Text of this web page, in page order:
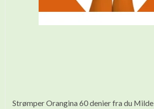
Strømper Orangina 60 denier fra du Milde